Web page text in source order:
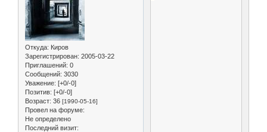
Откуда: Киров
Зарегистрирован: 2005-03-22
Приглашений: 0
Сообщений: 3030
Уважение: [+0/-0]
Позитив: [+0/-0]
Возраст: 36 [1990-05-16]
Провел на форуме:
Не определено
Последний визит: